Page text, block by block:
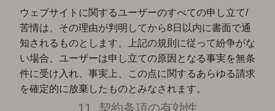
ウェブサイトに関するユーザーのすべての申し立て/
苦情は、その理由が判明してから8日以内に書面で通
知されるものとします。上記の規則に従って紛争がな
い場合、ユーザーは申し立ての原因となる事実を無条
件に受け入れ、事実上、この点に関するあらゆる請求
を確定的に放棄したものとみなされます。
11. 契約条項の有効性